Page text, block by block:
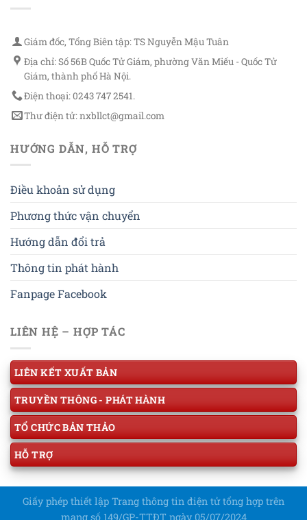
Giám đốc, Tổng Biên tập: TS Nguyễn Mậu Tuân
Địa chỉ: Số 56B Quốc Tử Giám, phường Văn Miếu - Quốc Tử
Giám, thành phố Hà Nội.
Điện thoại: 0243 747 2541.
Thư điện tử: nxbllct@gmail.com
HƯỚNG DẪN, HỖ TRỢ
Điều khoản sử dụng
Phương thức vận chuyển
Hướng dẫn đổi trả
Thông tin phát hành
Fanpage Facebook
LIÊN HỆ – HỢP TÁC
LIÊN KẾT XUẤT BẢN
TRUYỀN THÔNG - PHÁT HÀNH
TỔ CHỨC BẢN THẢO
HỖ TRỢ
Giấy phép thiết lập Trang thông tin điện tử tổng hợp trên
mạng số 149/GP-TTĐT ngày 05/07/2024